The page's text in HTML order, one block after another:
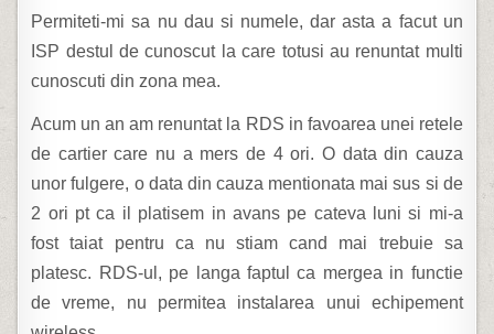
Permiteti-mi sa nu dau si numele, dar asta a facut un
ISP destul de cunoscut la care totusi au renuntat multi
cunoscuti din zona mea.
Acum un an am renuntat la RDS in favoarea unei retele
de cartier care nu a mers de 4 ori. O data din cauza
unor fulgere, o data din cauza mentionata mai sus si de
2 ori pt ca il platisem in avans pe cateva luni si mi-a
fost taiat pentru ca nu stiam cand mai trebuie sa
platesc. RDS-ul, pe langa faptul ca mergea in functie
de vreme, nu permitea instalarea unui echipement